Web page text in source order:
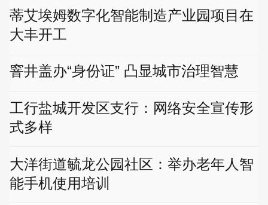
蒂艾埃姆数字化智能制造产业园项目在
大丰开工
窨井盖办“身份证” 凸显城市治理智慧
工行盐城开发区支行：网络安全宣传形
式多样
大洋街道毓龙公园社区：举办老年人智
能手机使用培训